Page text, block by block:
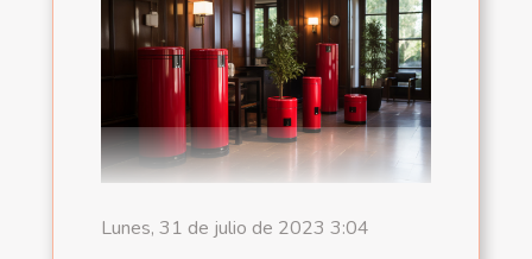
Lunes, 31 de julio de 2023 3:04